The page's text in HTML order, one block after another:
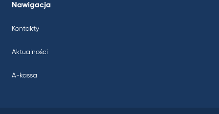
Nawigacja
Kontakty
Aktualności
A-kassa